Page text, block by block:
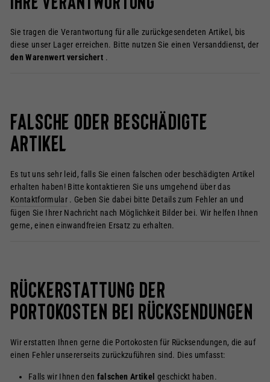
Sie tragen die Verantwortung für alle zurückgesendeten Artikel, bis
diese unser Lager erreichen. Bitte nutzen Sie einen Versanddienst, der
den Warenwert versichert .
Falsche oder beschädigte
Artikel
Es tut uns sehr leid, falls Sie einen falschen oder beschädigten Artikel
erhalten haben! Bitte kontaktieren Sie uns umgehend über das
Kontaktformular . Geben Sie dabei bitte Details zum Fehler an und
fügen Sie Ihrer Nachricht nach Möglichkeit Bilder bei. Wir helfen Ihnen
gerne, einen einwandfreien Ersatz zu erhalten.
Rückerstattung der
Portokosten bei Rücksendungen
Wir erstatten Ihnen gerne die Portokosten für Rücksendungen, die auf
einen Fehler unsererseits zurückzuführen sind. Dies umfasst:
Falls wir Ihnen den falschen Artikel geschickt haben.